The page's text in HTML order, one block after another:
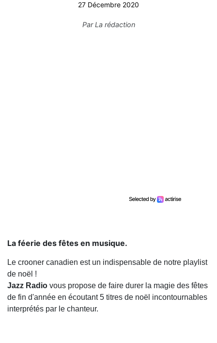
27 Décembre 2020
ParLa rédaction
La féerie des fêtes en musique.
Le crooner canadien est un indispensable de notre playlist
de noël !
Jazz Radio vous propose de faire durer la magie des fêtes
de fin d'année en écoutant 5 titres de noël incontournables
interprétés par le chanteur.